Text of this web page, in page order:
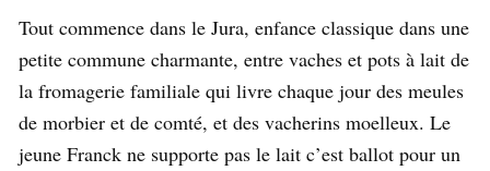
Tout commence dans le Jura, enfance classique dans une
petite commune charmante, entre vaches et pots à lait de
la fromagerie familiale qui livre chaque jour des meules
de morbier et de comté, et des vacherins moelleux. Le
jeune Franck ne supporte pas le lait c’est ballot pour un